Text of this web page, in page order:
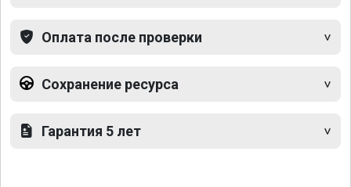
Оплата после проверки
Сохранение ресурса
Гарантия 5 лет